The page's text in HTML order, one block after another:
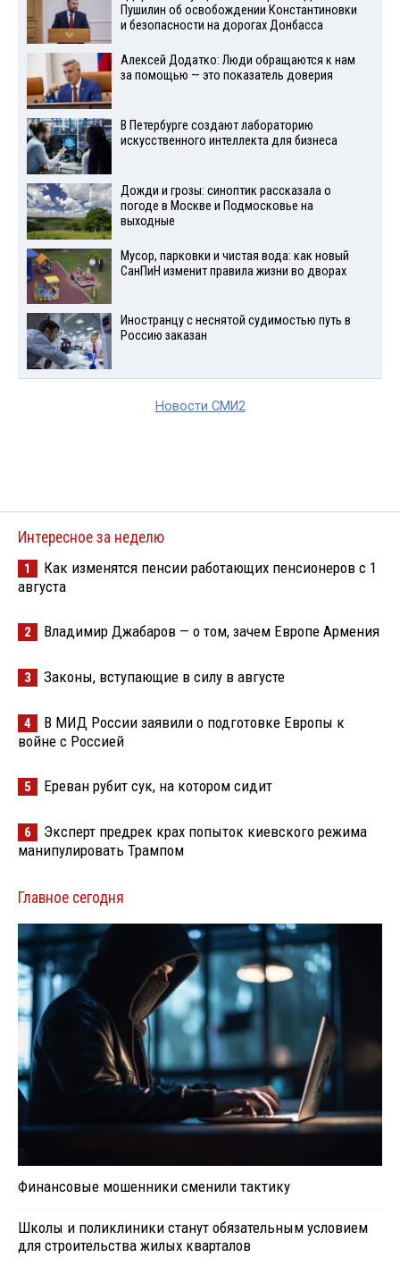
Пушилин об освобождении Константиновки
и безопасности на дорогах Донбасса
Алексей Додатко: Люди обращаются к нам
за помощью — это показатель доверия
В Петербурге создают лабораторию
искусственного интеллекта для бизнеса
Дожди и грозы: синоптик рассказала о
погоде в Москве и Подмосковье на
выходные
Мусор, парковки и чистая вода: как новый
СанПиН изменит правила жизни во дворах
Иностранцу с неснятой судимостью путь в
Россию заказан
Новости СМИ2
Интересное за неделю
1
Как изменятся пенсии работающих пенсионеров с 1
августа
2 Владимир Джабаров — о том, зачем Европе Армения
3 Законы, вступающие в силу в августе
4
В МИД России заявили о подготовке Европы к
войне с Россией
5 Ереван рубит сук, на котором сидит
6
Эксперт предрек крах попыток киевского режима
манипулировать Трампом
Главное сегодня
Финансовые мошенники сменили тактику
Школы и поликлиники станут обязательным условием
для строительства жилых кварталов